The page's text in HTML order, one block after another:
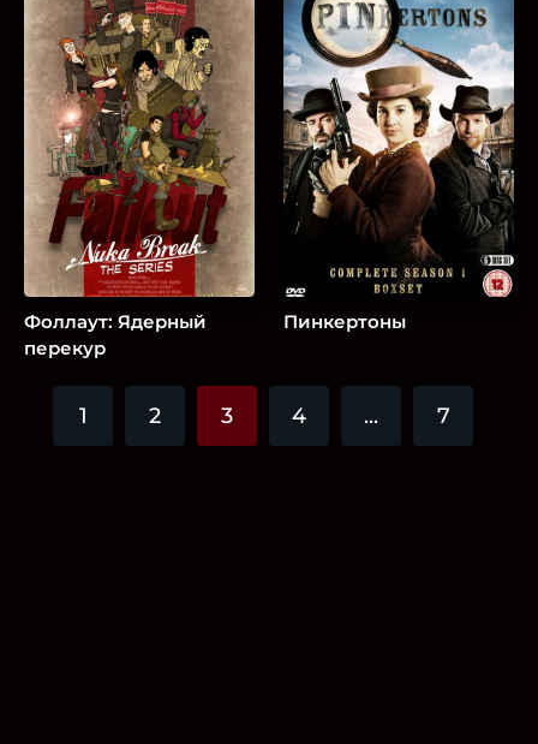
Фоллаут: Ядерный
перекур
Пинкертоны
1 2 3 4 ... 7